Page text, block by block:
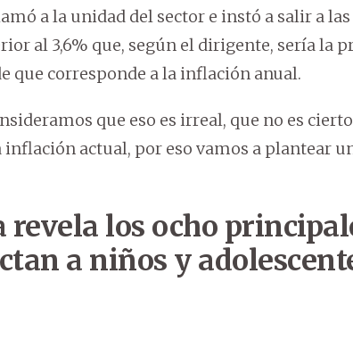
a la unidad del sector e instó a salir a
al 3,6% que, según el dirigente, sería la
que corresponde a la inflación anual.
que eso es irreal, que no es
inflación actual, por eso vamos a plantear
revela los ocho
a niños y